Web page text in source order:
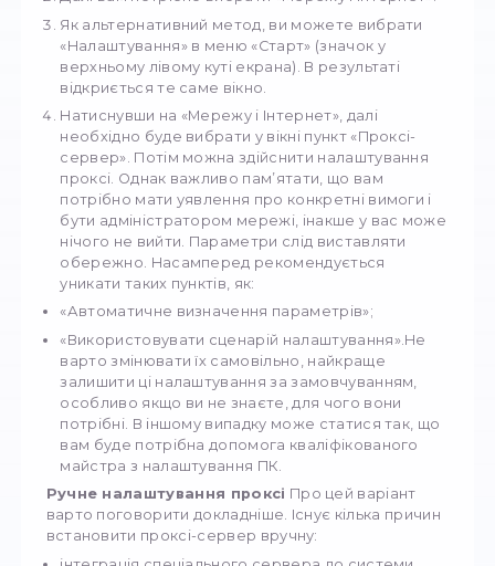
Покрокова
для Windows 10
На перший погляд, може здатися, що
налаштування потребує особливих
знань і чималої кількості часу. В реальності
знадобиться не більше п’яти хвилин!
налаштувати проксі сервер на Windows
Необхідно слідувати наступному
алгоритму дій:
Натисніть комбінацію «Win + I» на вашій
У результаті на екрані з’явиться вікно
параметрів.
Далі вам потрібно вибрати «Мережу і
Як альтернативний метод, ви можете